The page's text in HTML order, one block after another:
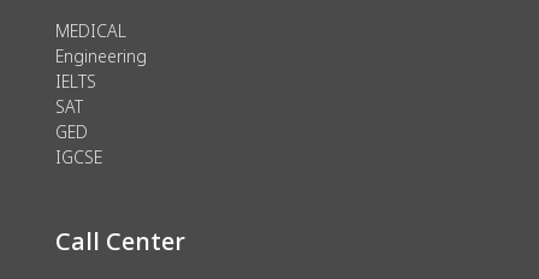
assignment ลงทะเบียน
MEDICAL
Engineering
IELTS
SAT
GED
IGCSE
Call Center